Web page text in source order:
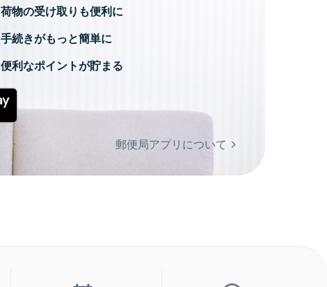
荷物の受け取りも便利に
手続きがもっと簡単に
便利なポイントが貯まる
郵便局アプリについて